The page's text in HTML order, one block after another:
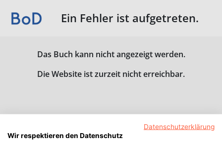
Ein Fehler ist aufgetreten.
Das Buch kann nicht angezeigt werden.
Die Website ist zurzeit nicht erreichbar.
Datenschutzerklärung
Wir respektieren den Datenschutz